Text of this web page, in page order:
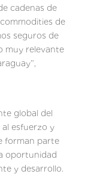
cadenas de
de
seguros de
muy relevante
global del
esfuerzo y
forman parte
oportunidad
y desarrollo.